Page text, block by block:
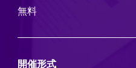
無料
開催形式